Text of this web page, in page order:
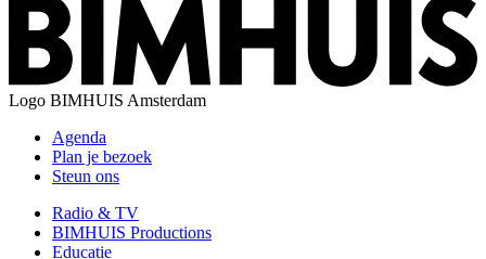
Logo BIMHUIS Amsterdam
Agenda
Plan je bezoek
Steun ons
Radio & TV
BIMHUIS Productions
Educatie